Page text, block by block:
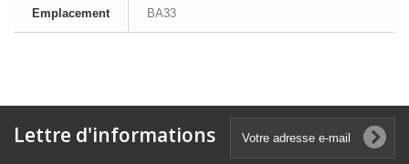
Emplacement BA33
Lettre d'informations